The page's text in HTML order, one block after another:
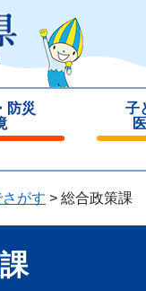
防災
子
じ
る
がす > 総合政策課